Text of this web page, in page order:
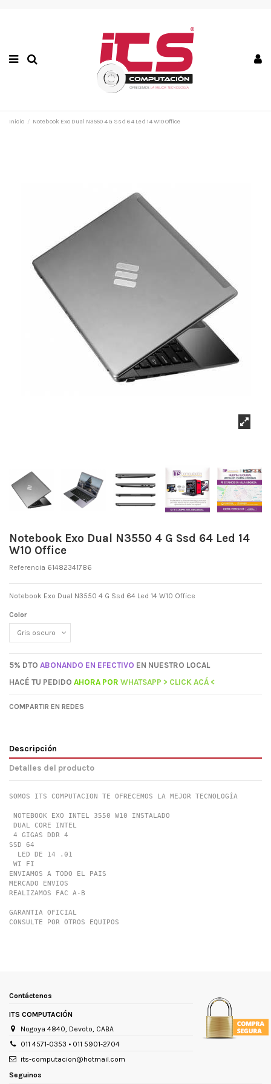
Inicio Notebook Exo Dual N3550 4 G Ssd 64 Led 14 W10 Office
Notebook Exo Dual N3550 4 G Ssd 64 Led 14
W10 Office
Referencia 61482341786
Notebook Exo Dual N3550 4 G Ssd 64 Led 14 W10 Office
Color
5% DTO ABONANDO EN EFECTIVO EN NUESTRO LOCAL
HACÉ TU PEDIDO AHORA POR WHATSAPP > CLICK ACÁ <
COMPARTIR EN REDES
Descripción
Detalles del producto
SOMOS ITS COMPUTACION TE OFRECEMOS LA MEJOR TECNOLOGÍA
NOTEBOOK EXO INTEL 3550 W10 INSTALADO
DUAL CORE INTEL
4 GIGAS DDR 4
SSD 64
  LED DE 14 .01
WI FI
ENVIAMOS A TODO EL PAIS
MERCADO ENVIOS
REALIZAMOS FAC A-B
GARANTIA OFICIAL
CONSULTE POR OTROS EQUIPOS
Modelo
Cantidad de núcleos
Frecuencia de actualización de la
pantalla
Resolución de la pantalla
Tipo de pantalla
Contáctenos
ITS COMPUTACIÓN
Nogoya 4840, Devoto, CABA
011 4571-0353 • 011 5901-2704
its-computacion@hotmail.com
Seguinos